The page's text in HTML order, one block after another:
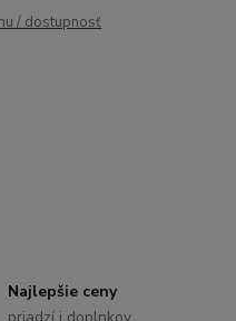
/ dostupnosť
Najlepšie ceny
priadzí i doplnkov